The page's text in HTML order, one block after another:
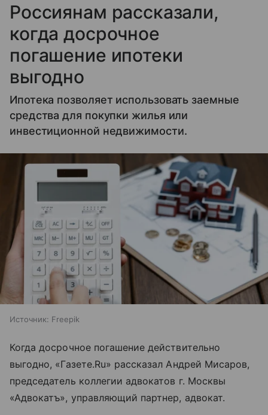
Россиянам рассказали,
когда досрочное
погашение ипотеки
выгодно
Ипотека позволяет использовать заемные
средства для покупки жилья или
инвестиционной недвижимости.
Источник: Freepik
Когда досрочное погашение действительно
выгодно, «Газете.Ru» рассказал Андрей Мисаров,
председатель коллегии адвокатов г. Москвы
«Адвокатъ», управляющий партнер, адвокат.